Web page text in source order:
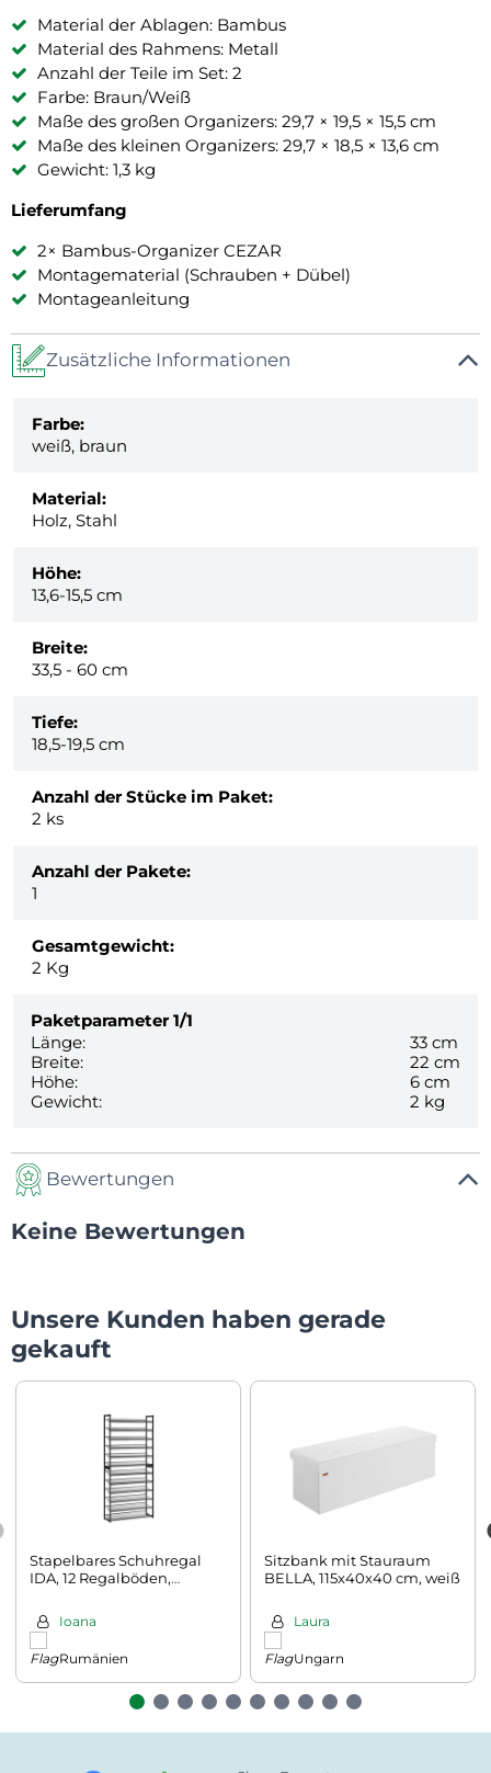
Material der Ablagen: Bambus
Material des Rahmens: Metall
Anzahl der Teile im Set: 2
Farbe: Braun/Weiß
Maße des großen Organizers: 29,7 × 19,5 × 15,5 cm
Maße des kleinen Organizers: 29,7 × 18,5 × 13,6 cm
Gewicht: 1,3 kg
Lieferumfang
2× Bambus-Organizer CEZAR
Montagematerial (Schrauben + Dübel)
Montageanleitung
Zusätzliche Informationen
Farbe:
weiß, braun
Material:
Holz, Stahl
Höhe:
13,6-15,5 cm
Breite:
33,5 - 60 cm
Tiefe:
18,5-19,5 cm
Anzahl der Stücke im Paket:
2 ks
Anzahl der Pakete:
1
Gesamtgewicht:
2 Kg
Paketparameter 1/1
Länge:
33 cm
Breite:
22 cm
Höhe:
6 cm
Gewicht:
2 kg
Bewertungen
Keine Bewertungen
Unsere Kunden haben gerade
gekauft
Stapelbares Schuhregal
IDA, 12 Regalböden,
Ioana
Rumänien
Sitzbank mit Stauraum
BELLA, 115x40x40 cm, weiß
Laura
Ungarn